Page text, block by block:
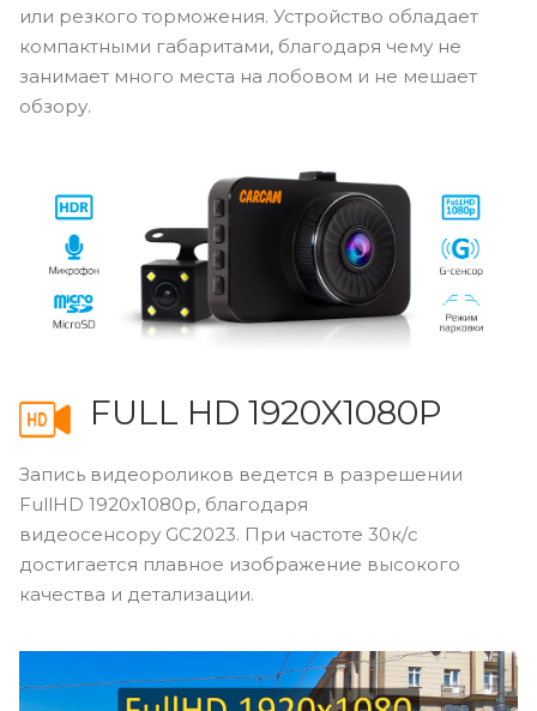
или резкого торможения. Устройство обладает
компактными габаритами, благодаря чему не
занимает много места на лобовом и не мешает
обзору.
FULL HD 1920X1080P
Запись видеороликов ведется в разрешении
FullHD 1920х1080p, благодаря
видеосенсору GC2023. При частоте 30к/с
достигается плавное изображение высокого
качества и детализации.